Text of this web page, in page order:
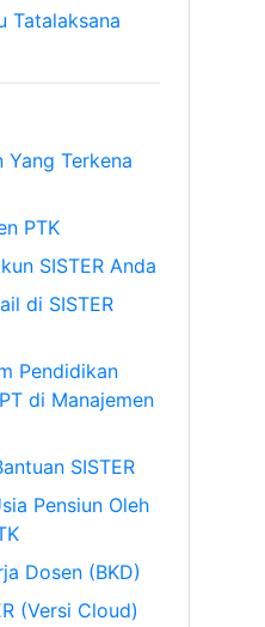
Tatalaksana
Terkena
PTK
SISTER Anda
di SISTER
Pendidikan
di Manajemen
SISTER
Pensiun Oleh
Dosen (BKD)
(Versi Cloud)